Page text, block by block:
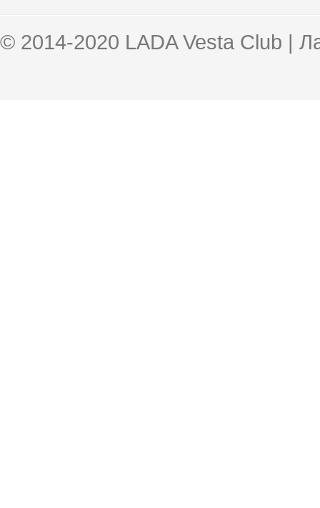
© 2014-2020 LADA Vesta Club |